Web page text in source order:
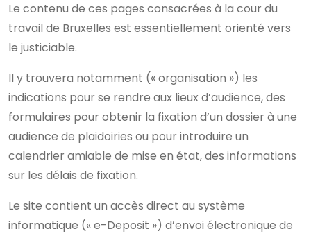
Le contenu de ces pages consacrées à la cour du
travail de Bruxelles est essentiellement orienté vers
le justiciable.
Il y trouvera notamment (« organisation ») les
indications pour se rendre aux lieux d’audience, des
formulaires pour obtenir la fixation d’un dossier à une
audience de plaidoiries ou pour introduire un
calendrier amiable de mise en état, des informations
sur les délais de fixation.
Le site contient un accès direct au système
informatique (« e-Deposit ») d’envoi électronique de